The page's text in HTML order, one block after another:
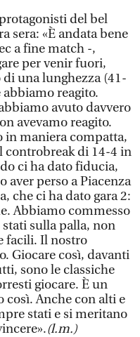
del bel
sera: «È andata bene
a fine match -,
per venir fuori,
una lunghezza (41-
reagito.
avuto davvero
avevamo reagito.
in maniera compatta,
controbreak di 14-4 in
ci ha dato fiducia,
aver perso a Piacenza
che ci ha dato gara 2:
Abbiamo commesso
sulla palla, non
facili. Il nostro
Giocare così, davanti
sono le classiche
giocare. È un
così. Anche con alti e
stati e si meritano
(l.m.)